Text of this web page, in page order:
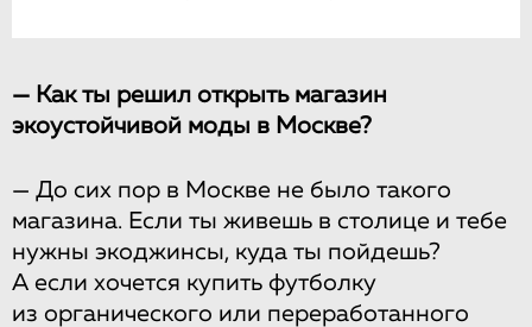
— Как ты решил открыть магазин
экоустойчивой моды в Москве?
— До сих пор в Москве не было такого
магазина. Если ты живешь в столице и тебе
нужны экоджинсы, куда ты пойдешь?
А если хочется купить футболку
из органического или переработанного